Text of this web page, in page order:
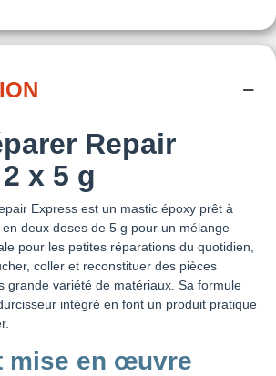
Repair
x 5 g
Express est un mastic époxy prêt à
deux doses de 5 g pour un mélange
pour les petites réparations du quotidien,
coller et reconstituer des pièces
grande variété de matériaux. Sa formule
intégré en font un produit pratique
mise en œuvre